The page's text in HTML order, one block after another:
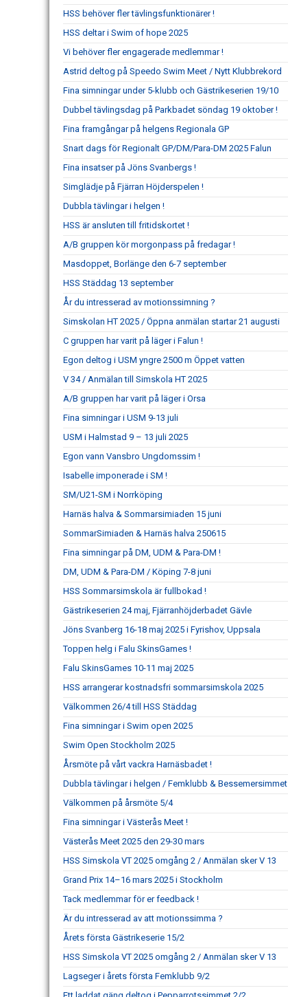
HSS behöver fler tävlingsfunktionärer !
HSS deltar i Swim of hope 2025
Vi behöver fler engagerade medlemmar !
Astrid deltog på Speedo Swim Meet / Nytt Klubbrekord
Fina simningar under 5-klubb och Gästrikeserien 19/10
Dubbel tävlingsdag på Parkbadet söndag 19 oktober !
Fina framgångar på helgens Regionala GP
Snart dags för Regionalt GP/DM/Para-DM 2025 Falun
Fina insatser på Jöns Svanbergs !
Simglädje på Fjärran Höjderspelen !
Dubbla tävlingar i helgen !
HSS är ansluten till fritidskortet !
A/B gruppen kör morgonpass på fredagar !
Masdoppet, Borlänge den 6-7 september
HSS Städdag 13 september
År du intresserad av motionssimning ?
Simskolan HT 2025 / Öppna anmälan startar 21 augusti
C gruppen har varit på läger i Falun !
Egon deltog i USM yngre 2500 m Öppet vatten
V 34 / Anmälan till Simskola HT 2025
A/B gruppen har varit på läger i Orsa
Fina simningar i USM 9-13 juli
USM i Halmstad 9 – 13 juli 2025
Egon vann Vansbro Ungdomssim !
Isabelle imponerade i SM !
SM/U21-SM i Norrköping
Harnäs halva & Sommarsimiaden 15 juni
SommarSimiaden & Harnäs halva 250615
Fina simningar på DM, UDM & Para-DM !
DM, UDM & Para-DM / Köping 7-8 juni
HSS Sommarsimskola är fullbokad !
Gästrikeserien 24 maj, Fjärranhöjderbadet Gävle
Jöns Svanberg 16-18 maj 2025 i Fyrishov, Uppsala
Toppen helg i Falu SkinsGames !
Falu SkinsGames 10-11 maj 2025
HSS arrangerar kostnadsfri sommarsimskola 2025
Välkommen 26/4 till HSS Städdag
Fina simningar i Swim open 2025
Swim Open Stockholm 2025
Årsmöte på vårt vackra Harnäsbadet !
Dubbla tävlingar i helgen / Femklubb & Bessemersimmet
Välkommen på årsmöte 5/4
Fina simningar i Västerås Meet !
Västerås Meet 2025 den 29-30 mars
HSS Simskola VT 2025 omgång 2 / Anmälan sker V 13
Grand Prix 14–16 mars 2025 i Stockholm
Tack medlemmar för er feedback !
Är du intresserad av att motionssimma ?
Årets första Gästrikeserie 15/2
HSS Simskola VT 2025 omgång 2 / Anmälan sker V 13
Lagseger i årets första Femklubb 9/2